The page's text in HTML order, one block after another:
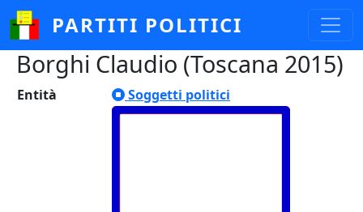
Salta al contenuto principale
PARTITI POLITICI
Borghi Claudio (Toscana 2015)
Entità Soggetti politici